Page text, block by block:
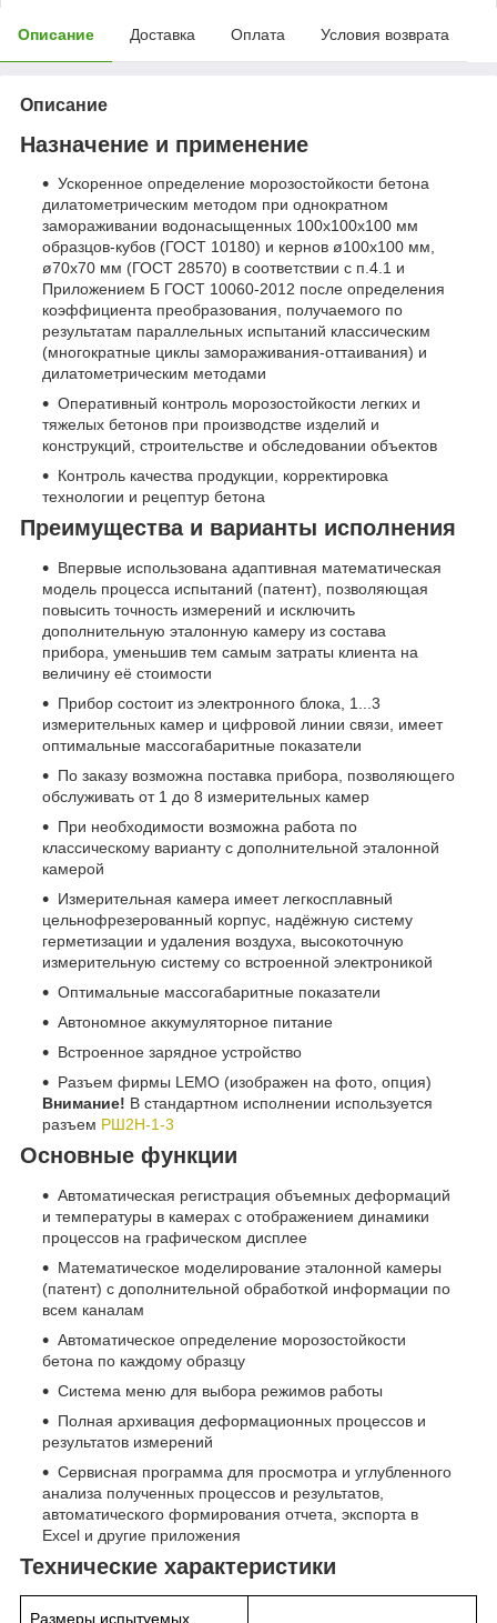
Описание Доставка Оплата Условия возврата
Описание
Назначение и применение
Ускоренное определение морозостойкости бетона
дилатометрическим методом при однократном
замораживании водонасыщенных 100х100х100 мм
образцов-кубов (ГОСТ 10180) и кернов ø100х100 мм,
ø70х70 мм (ГОСТ 28570) в соответствии с п.4.1 и
Приложением Б ГОСТ 10060-2012 после определения
коэффициента преобразования, получаемого по
результатам параллельных испытаний классическим
(многократные циклы замораживания-оттаивания) и
дилатометрическим методами
Оперативный контроль морозостойкости легких и
тяжелых бетонов при производстве изделий и
конструкций, строительстве и обследовании объектов
Контроль качества продукции, корректировка
технологии и рецептур бетона
Преимущества и варианты исполнения
Впервые использована адаптивная математическая
модель процесса испытаний (патент), позволяющая
повысить точность измерений и исключить
дополнительную эталонную камеру из состава
прибора, уменьшив тем самым затраты клиента на
величину её стоимости
Прибор состоит из электронного блока, 1...3
измерительных камер и цифровой линии связи, имеет
оптимальные массогабаритные показатели
По заказу возможна поставка прибора, позволяющего
обслуживать от 1 до 8 измерительных камер
При необходимости возможна работа по
классическому варианту с дополнительной эталонной
камерой
Измерительная камера имеет легкосплавный
цельнофрезерованный корпус, надёжную систему
герметизации и удаления воздуха, высокоточную
измерительную систему со встроенной электроникой
Оптимальные массогабаритные показатели
Автономное аккумуляторное питание
Встроенное зарядное устройство
Разъем фирмы LEMO (изображен на фото, опция)
Внимание! В стандартном исполнении используется
разъем РШ2Н-1-3
Основные функции
Автоматическая регистрация объемных деформаций
и температуры в камерах с отображением динамики
процессов на графическом дисплее
Математическое моделирование эталонной камеры
(патент) с дополнительной обработкой информации по
всем каналам
Автоматическое определение морозостойкости
бетона по каждому образцу
Система меню для выбора режимов работы
Полная архивация деформационных процессов и
результатов измерений
Сервисная программа для просмотра и углубленного
анализа полученных процессов и результатов,
автоматического формирования отчета, экспорта в
Excel и другие приложения
Технические характеристики
Размеры испытуемых